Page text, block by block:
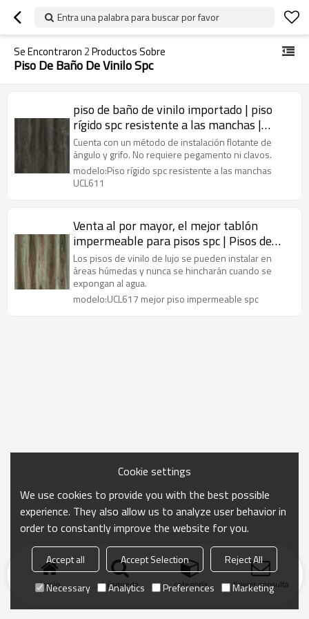
Entra una palabra para buscar por favor
Se Encontraron 2Productos Sobre
Piso De Baño De Vinilo Spc
piso de baño de vinilo importado | piso
rígido spc resistente a las manchas |
tablón de vinilo de lujo de color claro
Cuenta con un método de instalación flotante de
ángulo y grifo. No requiere pegamento ni clavos.
modelo:Piso rígido spc resistente a las manchas
UCL611
Venta al por mayor, el mejor tablón
impermeable para pisos spc | Pisos de
vinilo de alta calidad de 5 mm | Núcleo
rígido para uso comercial
Los pisos de vinilo de lujo se pueden instalar en
áreas húmedas y nunca se hincharán cuando se
expongan al agua.
modelo:UCL617 mejor piso impermeable spc
Inicio búsqueda categoría Enviar consulta
Cookie settings
We use cookies to provide you with the best possible
experience. They also allow us to analyze user behavior in
order to constantly improve the website for you.
Accept all Accept Selection
Reject All
Necessary
Analytics Preferences Marketing